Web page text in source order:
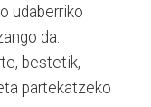
udaberriko
da.
bestetik,
partekatzeko